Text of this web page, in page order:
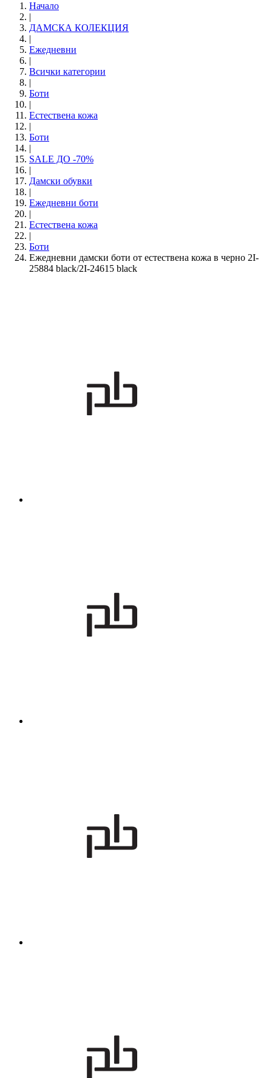
Начало
|
ДАМСКА КОЛЕКЦИЯ
|
Ежедневни
|
Всички категории
|
Боти
|
Естествена кожа
|
Боти
|
SALE ДО -70%
|
Дамски обувки
|
Eжедневни боти
|
Естествена кожа
|
Боти
Ежедневни дамски боти от естествена кожа в черно 2I-
25884 black/2I-24615 black